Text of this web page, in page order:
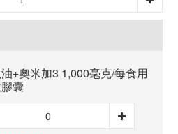
+奧米加3 1,000毫克/每食用
囊